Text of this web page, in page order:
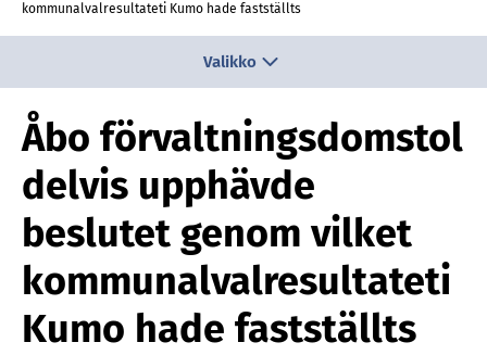
kommunalvalresultateti Kumo hade fastställts
Valikko
Åbo förvaltningsdomstol
delvis upphävde
beslutet genom vilket
kommunalvalresultateti
Kumo hade fastställts